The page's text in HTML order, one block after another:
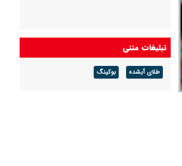
تبلیغات متنی
طلای آبشده بوکینگ